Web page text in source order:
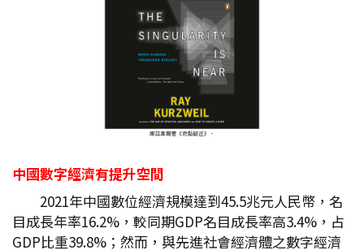
中國數字經濟有提升空間
2021年中國數位經濟規模達到45.5兆元人民幣，名
目成長年率16.2%，較同期GDP名目成長率高3.4%，占
GDP比重39.8%；然而，與先進社會經濟體之數字經濟